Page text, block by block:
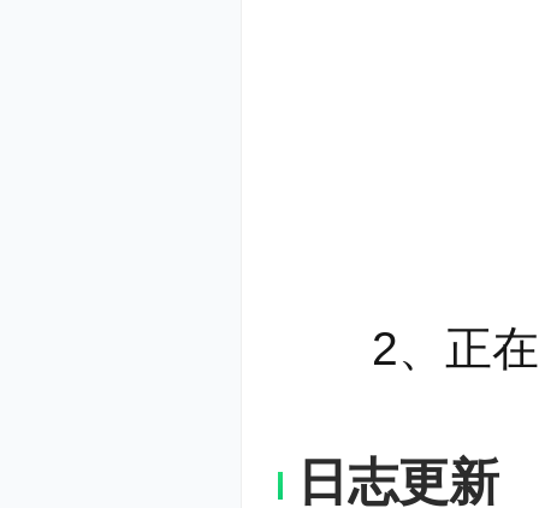
app、微信
2、正在
日志更新